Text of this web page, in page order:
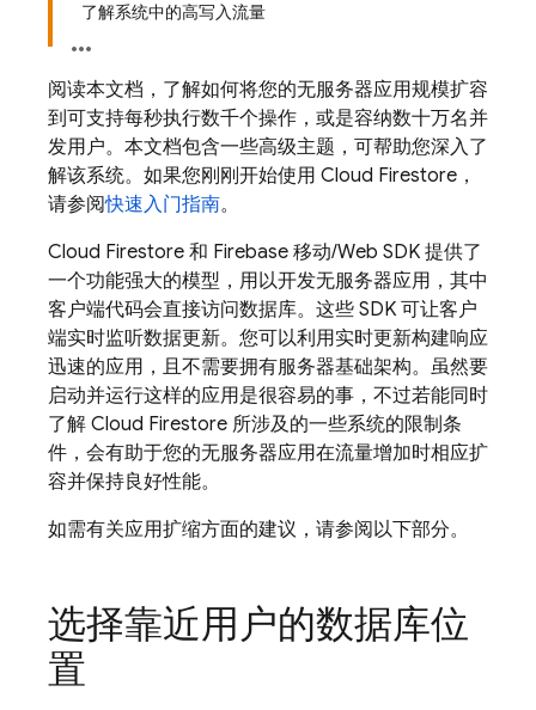
了解系统中的高写入流量
阅读本文档，了解如何将您的无服务器应用规模扩容
到可支持每秒执行数千个操作，或是容纳数十万名并
发用户。本文档包含一些高级主题，可帮助您深入了
解该系统。如果您刚刚开始使用 Cloud Firestore ，
请参阅快速入门指南。
Cloud Firestore 和 Firebase 移动/Web SDK 提供了
一个功能强大的模型，用以开发无服务器应用，其中
客户端代码会直接访问数据库。这些 SDK 可让客户
端实时监听数据更新。您可以利用实时更新构建响应
迅速的应用，且不需要拥有服务器基础架构。虽然要
启动并运行这样的应用是很容易的事，不过若能同时
了解 Cloud Firestore 所涉及的一些系统的限制条
件，会有助于您的无服务器应用在流量增加时相应扩
容并保持良好性能。
如需有关应用扩缩方面的建议，请参阅以下部分。
选择靠近用户的数据库位
置